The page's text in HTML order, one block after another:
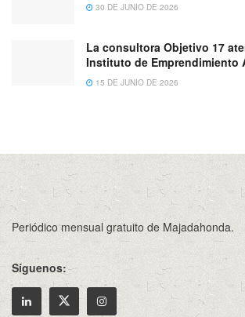
30 DE JUNIO DE 2026
La consultora Objetivo 17
Instituto de Emprendimiento
15 DE JUNIO DE 2026
Periódico mensual gratuito de Majadahonda.
Síguenos: